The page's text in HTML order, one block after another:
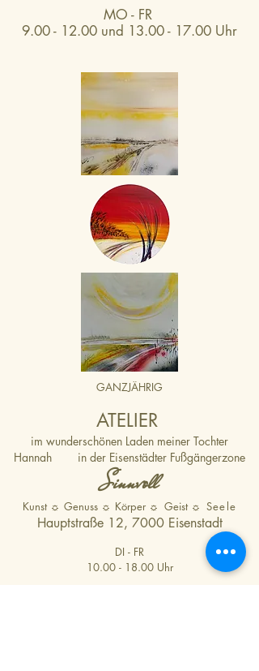
MO - FR
9.00 - 12.00 und 13.00 - 17.00 Uhr
GANZJÄHRIG
ATELIER
im wunderschönen Laden meiner Tochter
Hannah
in der Eisenstädter Fußgängerzone
Sinnvoll
Kunst ☼ Genuss ☼ Körper ☼Geist ☼ Seele
Hauptstraße 12, 7000 Eisenstadt
DI - FR
10.00 - 18.00 Uhr